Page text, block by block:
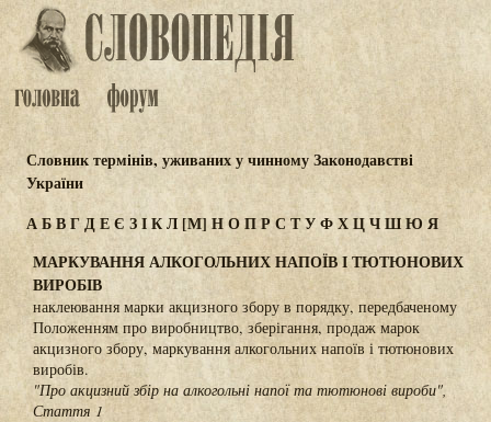
Словник термінів, уживаних у чинному Законодавстві
України
АБВГДЕЄ ЗІКЛ[М] НОПР С ТУФХЦЧШЮЯ
МАРКУВАННЯ АЛКОГОЛЬНИХ НАПОЇВ І ТЮТЮНОВИХ
ВИРОБІВ
наклеювання марки акцизного збору в порядку, передбаченому
Положенням про виробництво, зберігання, продаж марок
акцизного збору, маркування алкогольних напоїв і тютюнових
виробів.
"Про акцизний збір на алкогольні напої та тютюнові вироби",
Стаття 1